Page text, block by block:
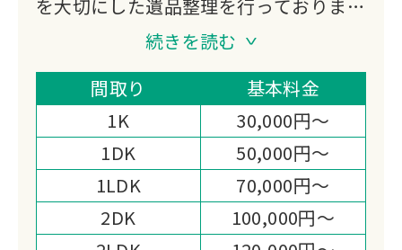
を大切にした遺品整理を行っておりま
不用品買取にも対応し、処分費の軽減や
想い出の品の活用もご提案。
迅速かつ丁寧なお見積りと作業まごころ
を込めた対応で、高い満足度をいただい
ております。
心の負担を少しでも軽くできるよう尽力
いたします。
続きを読む
間取り
基本料金
1K
30,000円～
1DK
50,000円～
1LDK
70,000円～
2DK
100,000円～